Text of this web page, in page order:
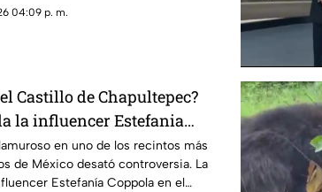
04:09 p. m.
Castillo de Chapultepec?
la influencer Estefania
en uno de los recintos más
de México desató controversia. La
Estefanía Coppola en el